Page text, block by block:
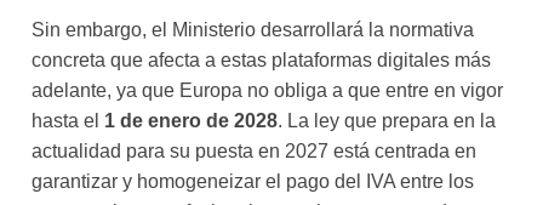
Sin embargo, el Ministerio desarrollará la normativa
concreta que afecta a estas plataformas digitales más
adelante, ya que Europa no obliga a que entre en vigor
hasta el 1 de enero de 2028. La ley que prepara en la
actualidad para su puesta en 2027 está centrada en
garantizar y homogeneizar el pago del IVA entre los